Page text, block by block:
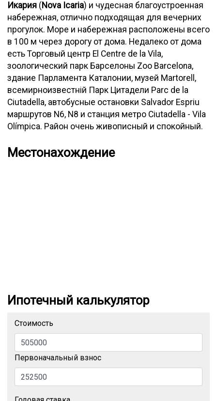
Икария ( Nova Icaria) и чудесная благоустроенная
набережная, отлично подходящая для вечерних
прогулок. Море и набережная расположены всего
в 100 м через дорогу от дома. Недалеко от дома
есть Торговый центр El Centre de la Vila,
зоологический парк Барселоны Zoo Barcelona,
здание Парламента Каталонии, музей Martorell,
всемирноизвестній Парк Цитадели Parc de la
Ciutadella, автобусные остановки Salvador Espriu
маршрутов N6, N8 и станция метро Ciutadella - Vila
Olímpica. Район очень живописный и спокойный.
Местонахождение
Ипотечный калькулятор
Стоимость
Первоначальный взнос